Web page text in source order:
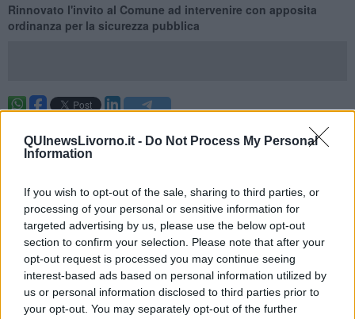
QUInewsLivorno.it - Do Not Process My Personal
Information
If you wish to opt-out of the sale, sharing to third parties, or
processing of your personal or sensitive information for
targeted advertising by us, please use the below opt-out
section to confirm your selection. Please note that after your
opt-out request is processed you may continue seeing
interest-based ads based on personal information utilized by
us or personal information disclosed to third parties prior to
your opt-out. You may separately opt-out of the further
Rinnovato l'invito al Comune ad intervenire con apposita
ordinanza per la sicurezza pubblica
Si è svolta il 2 Febbraio, presso la Prefettura di
Livorno, la riunione richiesta dall’associazione di categoria, alla
presenza del Sindaco di Livorno e di una delegazione di
Cardellino.
Come si legge in una nota diffusa dalla Prefettura, nel corso
dell’incontro la stessa Prefettura haascoltato le istanze dei
commercianti, avviando un confronto sulle criticità legate alla
movida serale e notturna.